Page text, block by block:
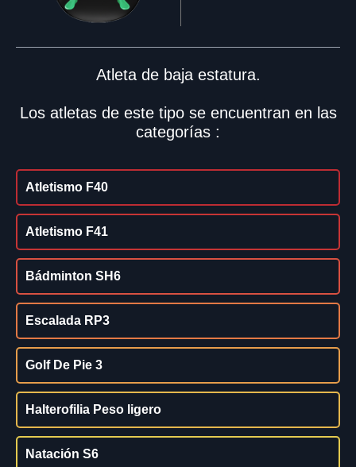
Atleta de baja estatura.
Los atletas de este tipo se encuentran en las
categorías :
Atletismo F40
Atletismo F41
Bádminton SH6
Escalada RP3
Golf De Pie 3
Halterofilia Peso ligero
Natación S6